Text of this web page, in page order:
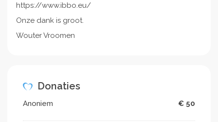
https://www.ibbo.eu/
Onze dank is groot.
Wouter Vroomen
Donaties
Anoniem € 50